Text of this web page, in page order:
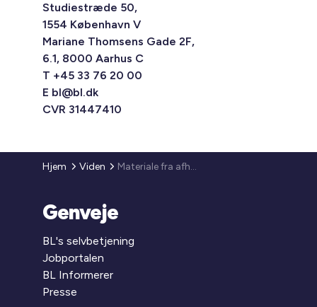
Studiestræde 50,
1554 København V
Mariane Thomsens Gade 2F,
6.1, 8000 Aarhus C
T +45 33 76 20 00
E bl@bl.dk
CVR 31447410
Hjem Viden Materiale fra afholdte møder i Indkøbsnetværket
Genveje
BL's selvbetjening
Jobportalen
BL Informerer
Presse